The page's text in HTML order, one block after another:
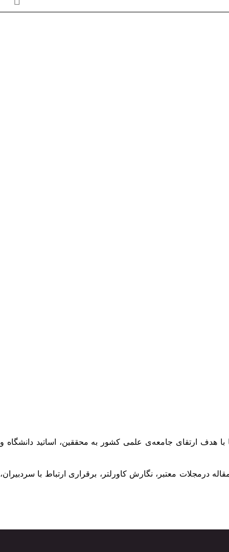
هدف ارتقای جامعه‌ی علمی کشور به محققین، اساتید دانشگاه و
درمجلات معتبر، نگارش کاورلتر، برقراری ارتباط با سردبیران،